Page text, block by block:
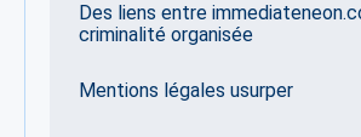
Des liens entre
criminalité organisée
Mentions légales usurper